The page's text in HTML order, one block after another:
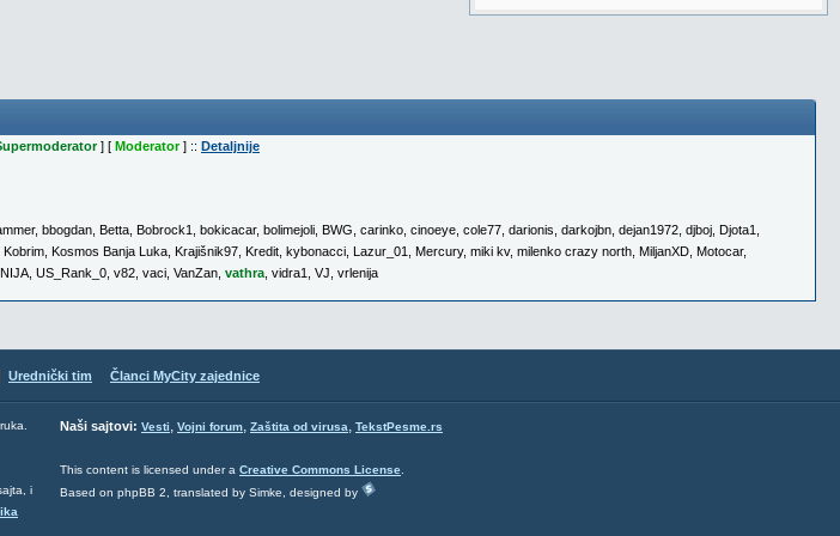
] [ Moderator] :: Detaljnije
, bbogdan Betta Bobrock1 bokicacar, bolimejoli BWG carinko cinoeye cole77 darionis darkojbn dejan1972 djboj Djota1
Kobrim Kosmos Banja Luka Krajišnik97 Kredit kybonacci Lazur_01 Mercury, miki kv, milenko crazy north MiljanXD Motocar,
US_Rank_0 v82 vaci VanZan vathra vidra1 VJ vrlenija
Urednički tim Članci MyCity zajednice
i
Naši sajtovi: Vesti, Vojni forum, Zaštita od virusa, TekstPesme.rs
This content is licensed under a Creative Commons License
Based on phpBB 2, translated by Simke, designed by